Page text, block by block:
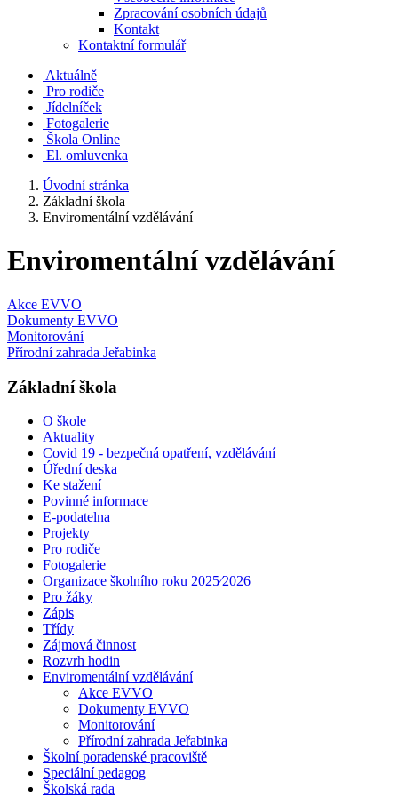
Zpracování osobních údajů
Kontakt
Kontaktní formulář
Aktuálně
Pro rodiče
Jídelníček
Fotogalerie
Škola Online
El. omluvenka
Úvodní stránka
Základní škola
Enviromentální vzdělávání
Enviromentální vzdělávání
Akce EVVO
Dokumenty EVVO
Monitorování
Přírodní zahrada Jeřabinka
Základní škola
O škole
Aktuality
Covid 19 - bezpečná opatření, vzdělávání
Úřední deska
Ke stažení
Povinné informace
E-podatelna
Projekty
Pro rodiče
Fotogalerie
Organizace školního roku 2025⁄2026
Pro žáky
Zápis
Třídy
Zájmová činnost
Rozvrh hodin
Enviromentální vzdělávání
Akce EVVO
Dokumenty EVVO
Monitorování
Přírodní zahrada Jeřabinka
Školní poradenské pracoviště
Speciální pedagog
Školská rada